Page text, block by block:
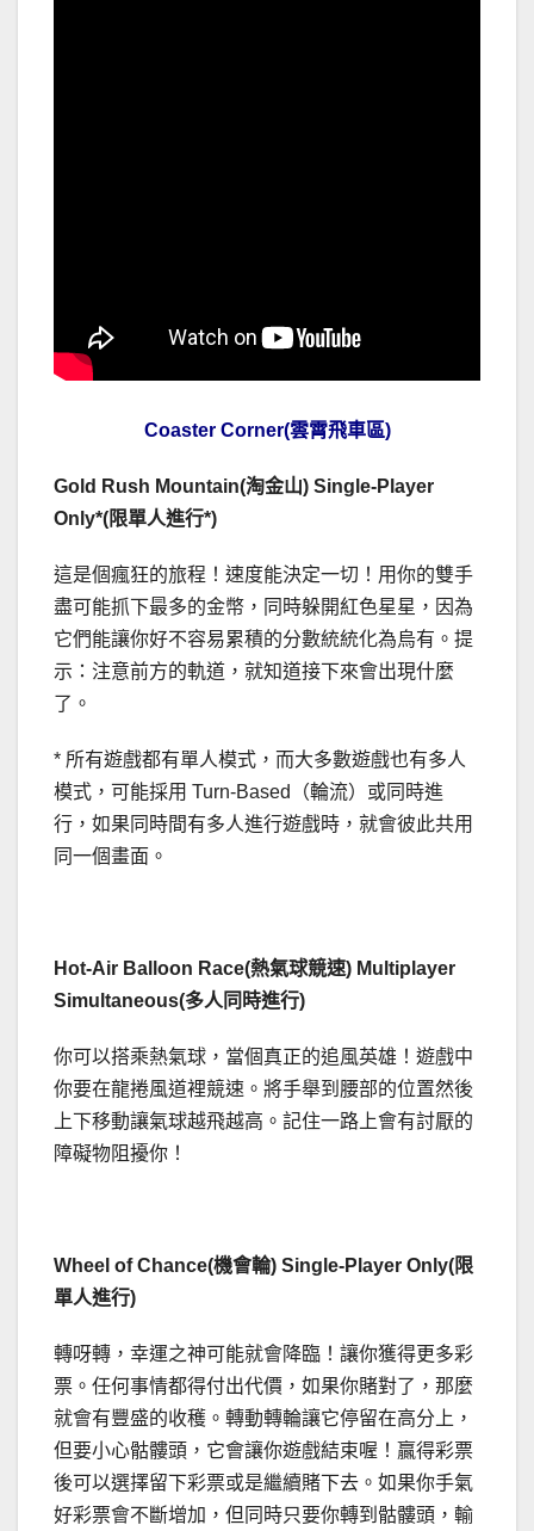
Coaster Corner(雲霄飛車區)
Gold Rush Mountain(淘金山) Single-Player
Only*(限單人進行*)
這是個瘋狂的旅程！速度能決定一切！用你的雙手
盡可能抓下最多的金幣，同時躲開紅色星星，因為
它們能讓你好不容易累積的分數統統化為烏有。提
示：注意前方的軌道，就知道接下來會出現什麼
了。
* 所有遊戲都有單人模式，而大多數遊戲也有多人
模式，可能採用 Turn-Based（輪流）或同時進
行，如果同時間有多人進行遊戲時，就會彼此共用
同一個畫面。
Hot-Air Balloon Race(熱氣球競速) Multiplayer
Simultaneous(多人同時進行)
你可以搭乘熱氣球，當個真正的追風英雄！遊戲中
你要在龍捲風道裡競速。將手舉到腰部的位置然後
上下移動讓氣球越飛越高。記住一路上會有討厭的
障礙物阻擾你！
Wheel of Chance(機會輪) Single-Player Only(限
單人進行)
轉呀轉，幸運之神可能就會降臨！讓你獲得更多彩
票。任何事情都得付出代價，如果你賭對了，那麼
就會有豐盛的收穫。轉動轉輪讓它停留在高分上，
但要小心骷髏頭，它會讓你遊戲結束喔！贏得彩票
後可以選擇留下彩票或是繼續賭下去。如果你手氣
好彩票會不斷增加，但同時只要你轉到骷髏頭，輸